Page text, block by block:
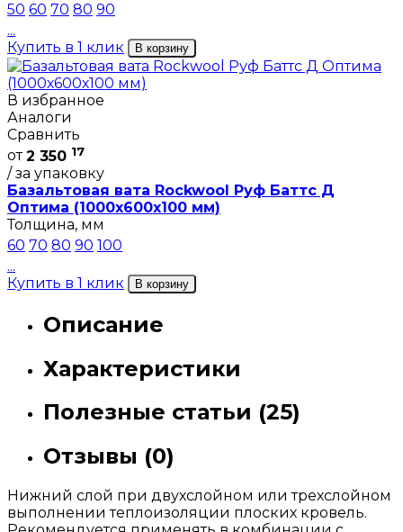
50 60 70 80 90
...
Купить в 1 клик
В корзину
В избранное
Аналоги
Сравнить
от2 350 17
/ за упаковку
Базальтовая вата Rockwool Руф Баттс Д
Оптима (1000х600х100 мм)
Толщина, мм
60 70 80 90 100
...
Купить в 1 клик
В корзину
Описание
Характеристики
Полезные статьи (25)
Отзывы (0)
Нижний слой при двухслойном или трехслойном
выполнении теплоизоляции плоских кровель.